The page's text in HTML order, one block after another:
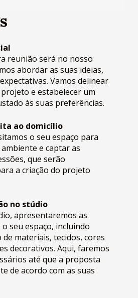
reunião será no nosso
abordar as suas ideias,
Vamos delinear
e estabelecer um
às suas preferências.
ao domicílio
o seu espaço para
e captar as
que serão
a criação do projeto
no stúdio
apresentaremos as
seu espaço, incluindo
de materiais, tecidos, cores
decorativos. Aqui, faremos
até que a proposta
de acordo com as suas